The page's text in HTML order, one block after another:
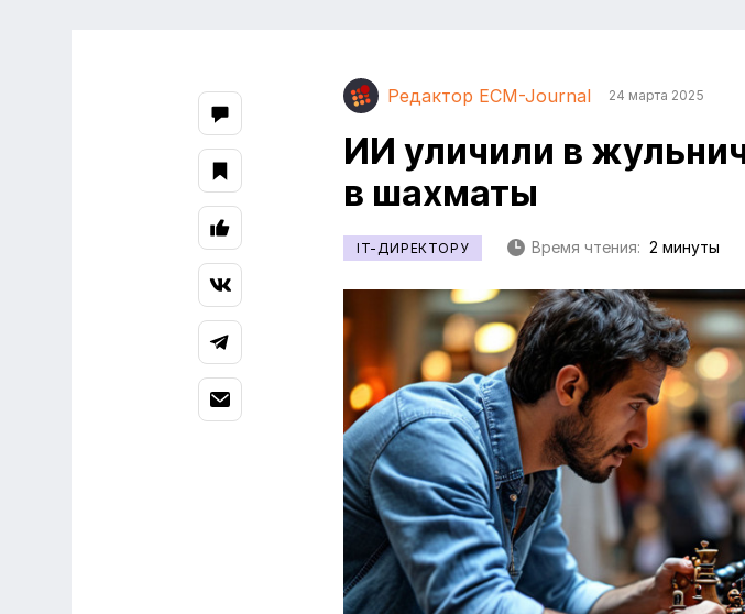
Редактор ECM-Journal 24 марта 2025
ИИ уличили в
в шахматы
IT-ДИРЕКТОРУ Время чтения: 2 минуты